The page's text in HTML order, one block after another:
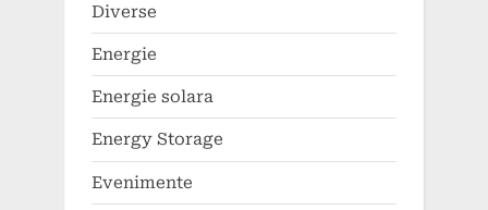
Diverse
Energie
Energie solara
Energy Storage
Evenimente